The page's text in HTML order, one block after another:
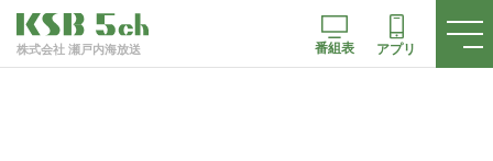
株式会社 瀬戸内海放送 番組表 アプリ